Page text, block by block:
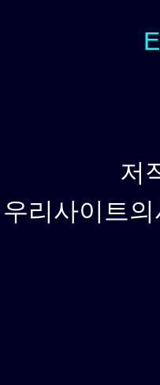
저
우리사이트